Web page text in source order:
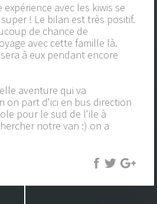
avec les kiwis se
! Le bilan est très positif.
de chance de
avec cette famille là.
à eux pendant encore
aventure qui va
on part d'ici en bus direction
pour le sud de l'ile à
notre van :) on a